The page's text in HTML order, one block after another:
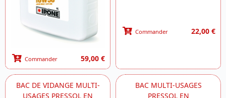
Commander 59,00 €
Commander 22,00 €
BAC DE VIDANGE MULTI-
USAGES PRESSOL EN
BAC MULTI-USAGES
PRESSOL EN